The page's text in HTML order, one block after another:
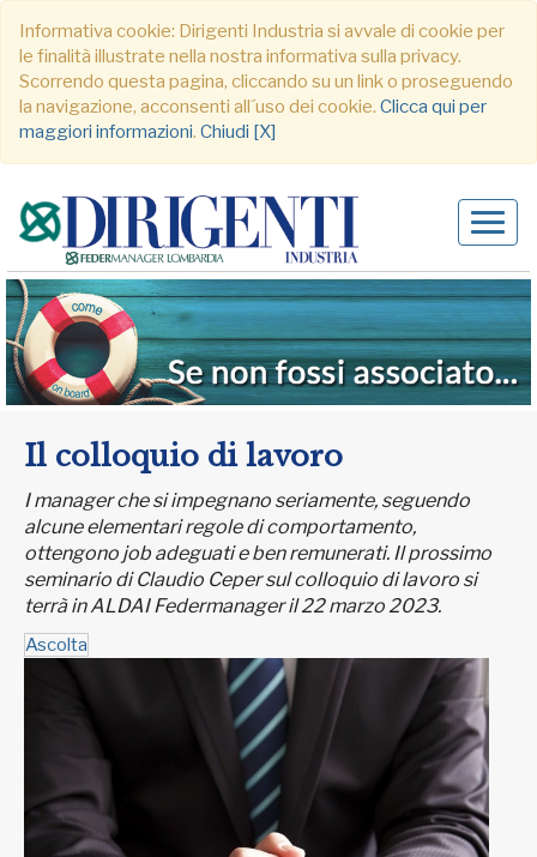
Informativa cookie: Dirigenti Industria si avvale di cookie per
le finalità illustrate nella nostra informativa sulla privacy.
Scorrendo questa pagina, cliccando su un link o proseguendo
la navigazione, acconsenti all´uso dei cookie. Clicca qui per
maggiori informazioni. Chiudi [X]
Il colloquio di lavoro
I manager che si impegnano seriamente, seguendo
alcune elementari regole di comportamento,
ottengono job adeguati e ben remunerati. Il prossimo
seminario di Claudio Ceper sul colloquio di lavoro si
terrà in ALDAI Federmanager il 22 marzo 2023.
Ascolta